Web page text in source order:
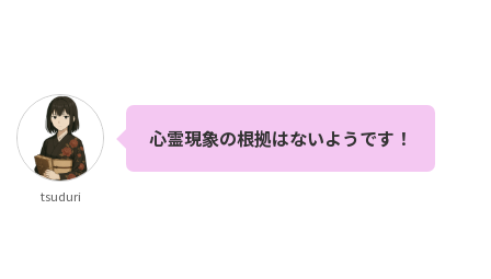
tsuduri
心霊現象の根拠はないようです！